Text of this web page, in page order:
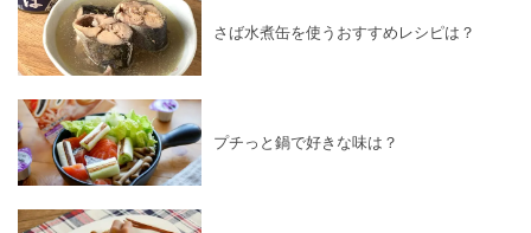
さば水煮缶を使うおすすめレシピは？
プチっと鍋で好きな味は？